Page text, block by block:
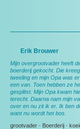
Erik Brouwer
Mijn overgrootvader heeft
boerderij gekocht. Die
tweeling en mijn Opa was
een van. Toen hebben ze
gesplitst. Mijn Opa kwam
terecht. Daarna nam mijn
over en nu zit ik er. Ik ben
want nu wordt het bos.
grootvader - Boerderij -